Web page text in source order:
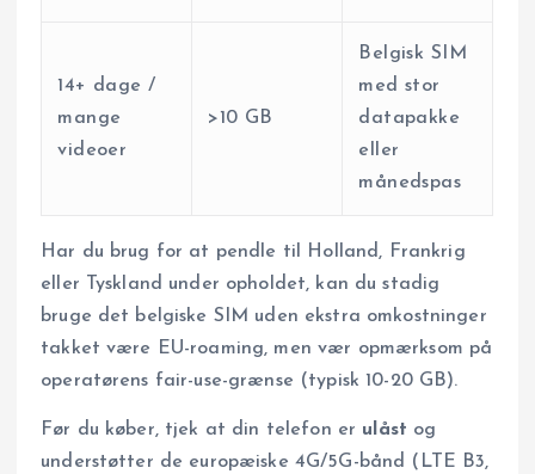
14+ dage /
mange
videoer
>10 GB
Belgisk SIM
med stor
datapakke
eller
månedspas
Har du brug for at pendle til Holland, Frankrig
eller Tyskland under opholdet, kan du stadig
bruge det belgiske SIM uden ekstra omkostninger
takket være EU-roaming, men vær opmærksom på
operatørens fair-use-grænse (typisk 10-20 GB).
Før du køber, tjek at din telefon er ulåst og
understøtter de europæiske 4G/5G-bånd (LTE B3,